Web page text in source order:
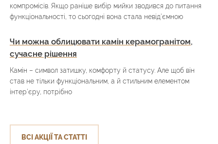
компромісів. Якщо раніше вибір мийки зводився до питання
функціональності, то сьогодні вона стала невід’ємною
Чи можна облицювати камін керамогранітом,
сучасне рішення
Камін – символ затишку, комфорту й статусу. Але щоб він
став не тільки функціональним, а й стильним елементом
інтер’єру, потрібно
ВСІ АКЦІЇ ТА СТАТТІ